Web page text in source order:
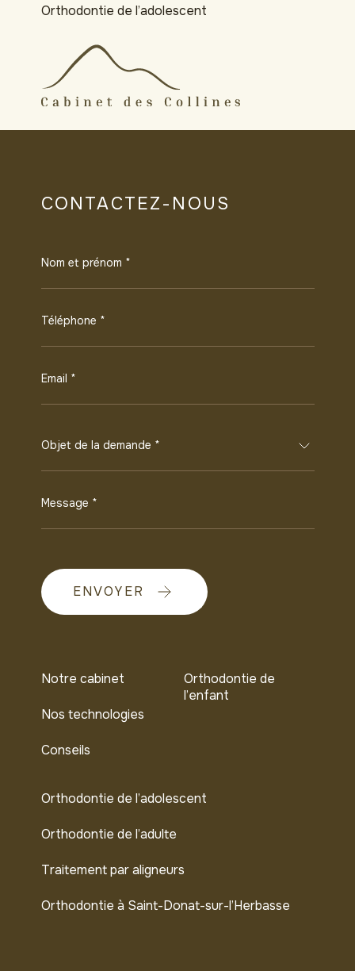
Orthodontie de l’adolescent
CONTACTEZ-NOUS
Nom et prénom *
Téléphone *
Email *
Objet de la demande *
Message *
ENVOYER
Notre cabinet
Nos technologies
Conseils
Orthodontie de
l’enfant
Orthodontie de l’adolescent
Orthodontie de l’adulte
Traitement par aligneurs
Orthodontie à Saint-Donat-sur-l’Herbasse